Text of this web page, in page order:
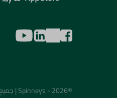
©2026 - Spinneys | جميع الحقوق محفوظة